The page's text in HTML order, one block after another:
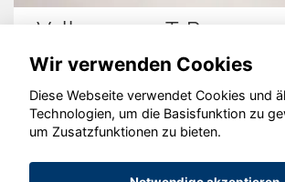
© konjunkturmotor.de GmbH
Wir verwenden Cookies
Diese Webseite verwendet Cookies und
Technologien, um die Basisfunktion zu
um Zusatzfunktionen zu bieten.